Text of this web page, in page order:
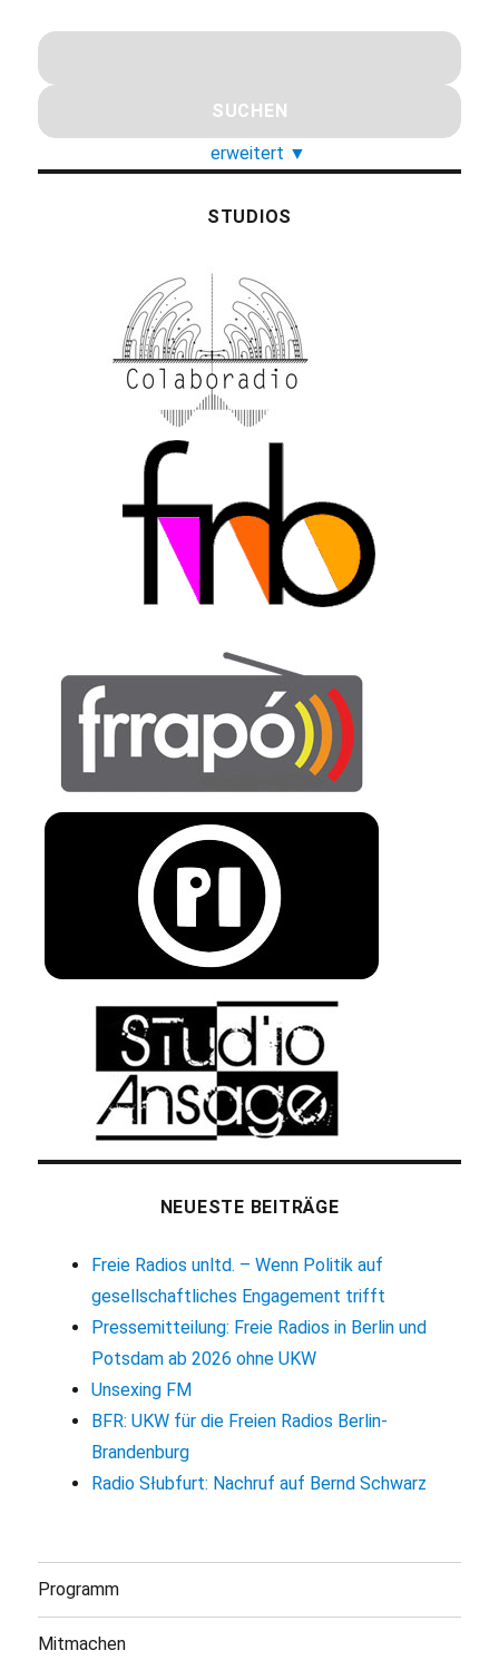
erweitert ▼
STUDIOS
NEUESTE BEITRÄGE
Freie Radios unltd. – Wenn Politik auf
gesellschaftliches Engagement trifft
Pressemitteilung: Freie Radios in Berlin und
Potsdam ab 2026 ohne UKW
Unsexing FM
BFR: UKW für die Freien Radios Berlin-
Brandenburg
Radio Słubfurt: Nachruf auf Bernd Schwarz
Programm
Mitmachen